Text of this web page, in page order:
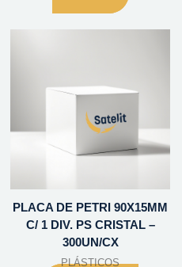
PLACA DE PETRI 90X15MM
C/ 1 DIV. PS CRISTAL –
300UN/CX
PLÁSTICOS